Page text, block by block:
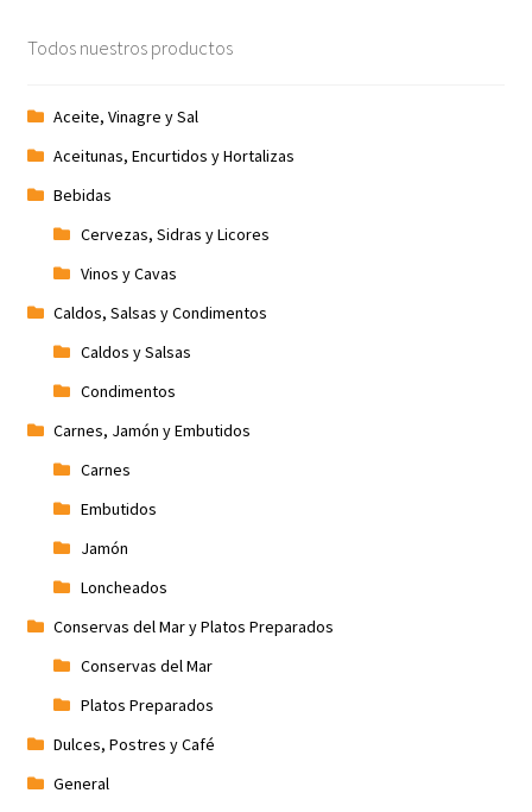
Promociones
Términos y condiciones
Tienda
Todos nuestros productos
Aceite, Vinagre y Sal
Aceitunas, Encurtidos y Hortalizas
Bebidas
Cervezas, Sidras y Licores
Vinos y Cavas
Caldos, Salsas y Condimentos
Caldos y Salsas
Condimentos
Carnes, Jamón y Embutidos
Carnes
Embutidos
Jamón
Loncheados
Conservas del Mar y Platos Preparados
Conservas del Mar
Platos Preparados
Dulces, Postres y Café
General